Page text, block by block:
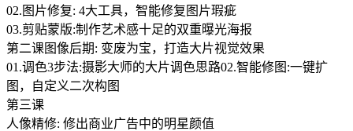
02.图片修复: 4大工具，智能修复图片瑕疵
03.剪贴蒙版:制作艺术感十足的双重曝光海报
第二课图像后期: 变废为宝，打造大片视觉效果
01.调色3步法:摄影大师的大片调色思路02.智能修图:一键扩
图，自定义二次构图
第三课
人像精修: 修出商业广告中的明星颜值